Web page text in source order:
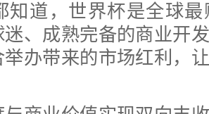
道，世界杯是全球最
、成熟完备的商业开
办带来的市场红利，